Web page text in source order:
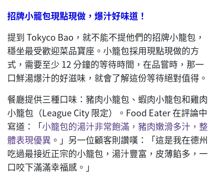
招牌小籠包現點現做 ， 爆汁好味道！
提到 Tokyco Bao，就不能不提他們的招牌小籠包，
穩坐最受歡迎菜品寶座。小籠包採用現點現做的方
式，需要至少 12 分鐘的等待時間，在品嘗時，那一
口鮮湯爆汁的好滋味，就會了解這份等待絕對值得。
餐廳提供三種口味：豬肉小籠包、蝦肉小籠包和雞肉
小籠包（League City 限定）。Food Eater 在評論中
寫道：「小籠包的湯汁非常飽滿，豬肉嫩滑多汁，整
體表現優異 。」另一位顧客則讚嘆：「這是我在德州
吃過最接近正宗的小籠包，湯汁豐富，皮薄餡多，一
口咬下滿滿幸福感。」